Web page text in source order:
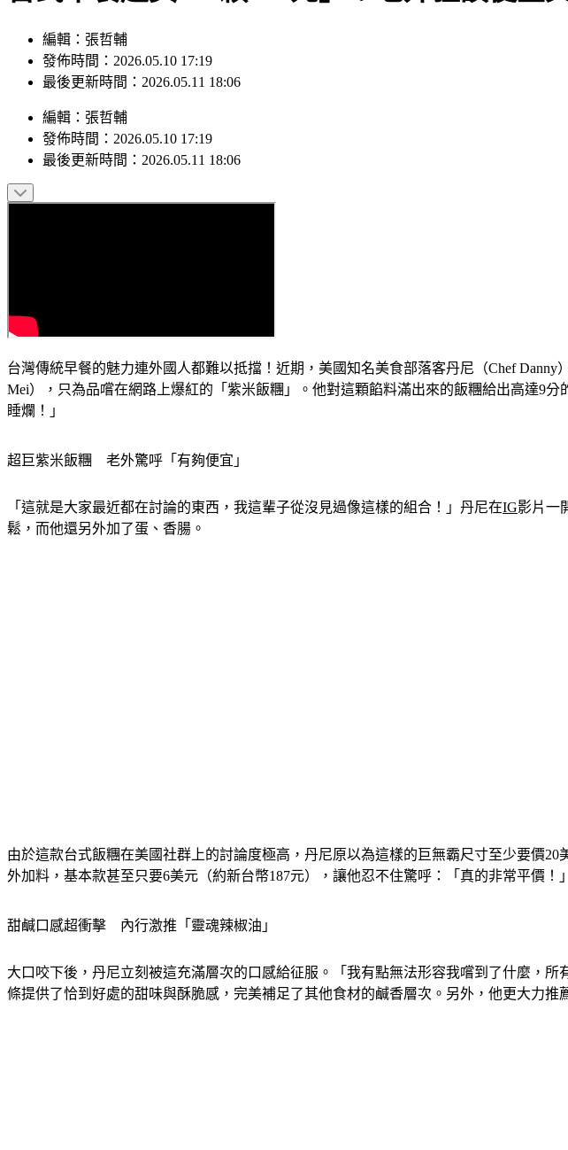
編輯：張哲輔
發佈時間：2026.05.10 17:19
最後更新時間：2026.05.11 18:06
編輯 ： 張哲輔
發佈時間： 2026.05.10 17:19
最後更新時間： 2026.05.11 18:06
台灣傳統早餐的魅力連外國人都難以抵擋！近期，美國知名美食部落客丹尼（Chef
Mei），只為品嚐在網路上爆紅的「紫米飯糰」。他對這顆餡料滿出來的飯糰給出高達9
睡爛！」
超巨紫米飯糰　老外驚呼「有夠便宜」
「這就是大家最近都在討論的東西，我這輩子從沒見過像這樣的組合！」丹尼在IG影片一
鬆，而他還另外加了蛋、香腸。
由於這款台式飯糰在美國社群上的討論度極高，丹尼原以為這樣的巨無霸尺寸至少要價
外加料，基本款甚至只要6美元（約新台幣187元），讓他忍不住驚呼：「真的非常平價！」
甜鹹口感超衝擊　內行激推「靈魂辣椒油」
大口咬下後，丹尼立刻被這充滿層次的口感給征服。「我有點無法形容我嚐到了什麼，
條提供了恰到好處的甜味與酥脆感，完美補足了其他食材的鹹香層次。另外，他更大力